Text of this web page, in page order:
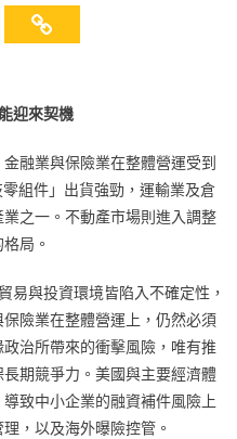
迎來契機
融業與保險業在整體營運受到
組件」出貨強勁，運輸業及倉
之一。不動產市場則進入調整
局。
易與投資環境皆陷入不確定性，
險業在整體營運上，仍然必須
治所帶來的衝擊風險，唯有推
期競爭力。美國與主要經濟體
致中小企業的融資補件風險上
，以及海外曝險控管。